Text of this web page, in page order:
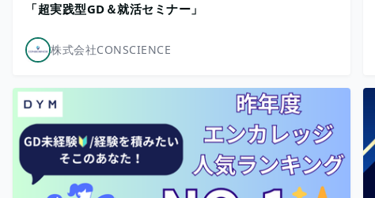
「超実践型GD＆就活セミナー」
株式会社CONSCIENCE